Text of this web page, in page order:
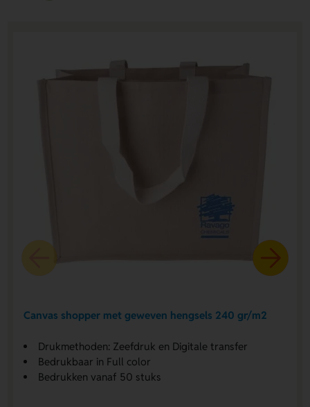
Canvas shopper met geweven hengsels 240 gr/m2
Drukmethoden: Zeefdruk en Digitale transfer
Bedrukbaar in Full color
Bedrukken vanaf 50 stuks